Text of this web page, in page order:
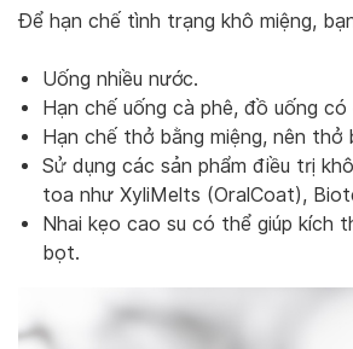
Để hạn chế tình trạng khô miệng,
Uống nhiều nước.
Hạn chế uống cà phê, đồ uống
Hạn chế thở bằng miệng, nên thở
Sử dụng các sản phẩm điều trị
toa như XyliMelts (OralCoat),
Nhai kẹo cao su có thể giúp kích
bọt.